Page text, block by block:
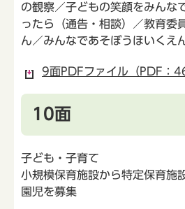
の観察／子どもの笑顔をみんな
ったら（通告・相談）／教育委
ん／みんなであそぼうほいくえ
9面PDFファイル（PDF：
10面
子ども・子育て
小規模保育施設から特定保育施
園児を募集